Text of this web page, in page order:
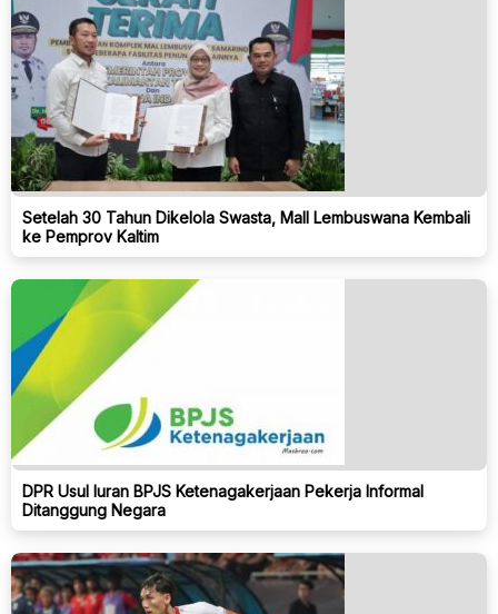
Setelah 30 Tahun Dikelola Swasta, Mall Lembuswana Kembali
ke Pemprov Kaltim
DPR Usul Iuran BPJS Ketenagakerjaan Pekerja Informal
Ditanggung Negara